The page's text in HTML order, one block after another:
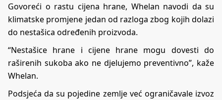
Govoreći o rastu cijena hrane, Whelan navodi da su
klimatske promjene jedan od razloga zbog kojih dolazi
do nestašica određenih proizvoda.
“Nestašice hrane i cijene hrane mogu dovesti do
raširenih sukoba ako ne djelujemo preventivno”, kaže
Whelan.
Podsjeća da su pojedine zemlje već ograničavale izvoz